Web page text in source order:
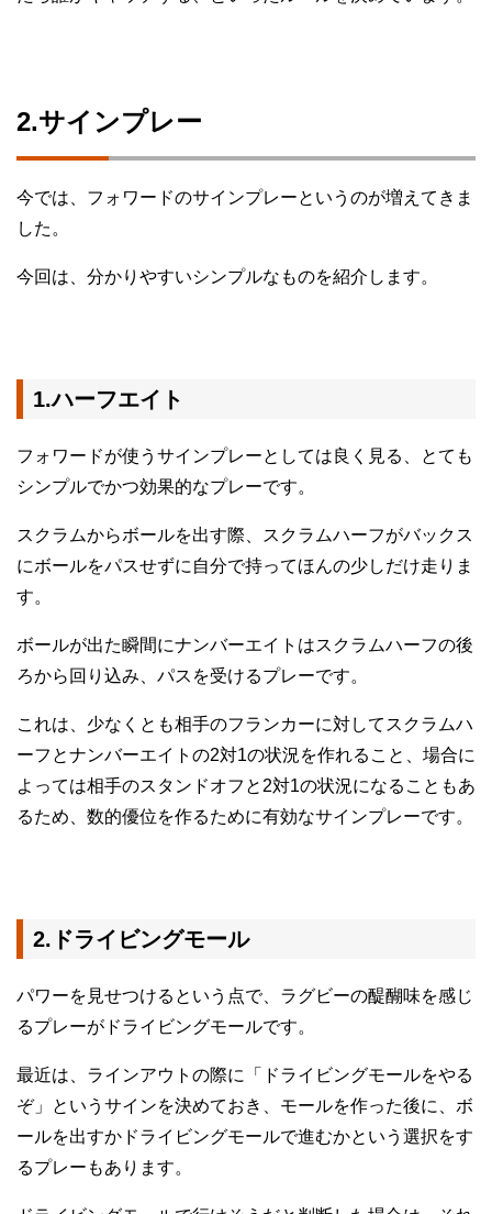
2.サインプレー
今では、フォワードのサインプレーというのが増えてきま
した。
今回は、分かりやすいシンプルなものを紹介します。
1.ハーフエイト
フォワードが使うサインプレーとしては良く見る、とても
シンプルでかつ効果的なプレーです。
スクラムからボールを出す際、スクラムハーフがバックス
にボールをパスせずに自分で持ってほんの少しだけ走りま
す。
ボールが出た瞬間にナンバーエイトはスクラムハーフの後
ろから回り込み、パスを受けるプレーです。
これは、少なくとも相手のフランカーに対してスクラムハ
ーフとナンバーエイトの2対1の状況を作れること、場合に
よっては相手のスタンドオフと2対1の状況になることもあ
るため、数的優位を作るために有効なサインプレーです。
2.ドライビングモール
パワーを見せつけるという点で、ラグビーの醍醐味を感じ
るプレーがドライビングモールです。
最近は、ラインアウトの際に「ドライビングモールをやる
ぞ」というサインを決めておき、モールを作った後に、ボ
ールを出すかドライビングモールで進むかという選択をす
るプレーもあります。